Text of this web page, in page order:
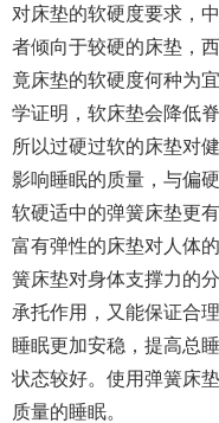
对床垫的软硬度要求，
者倾向于较硬的床垫，
竟床垫的软硬度何种为
学证明，软床垫会降低
所以过硬过软的床垫对
影响睡眠的质量，与偏
软硬适中的弹簧床垫更
富有弹性的床垫对人体
簧床垫对身体支撑力的
承托作用，又能保证合
睡眠更加安稳，提高总
状态较好。使用弹簧床
质量的睡眠。